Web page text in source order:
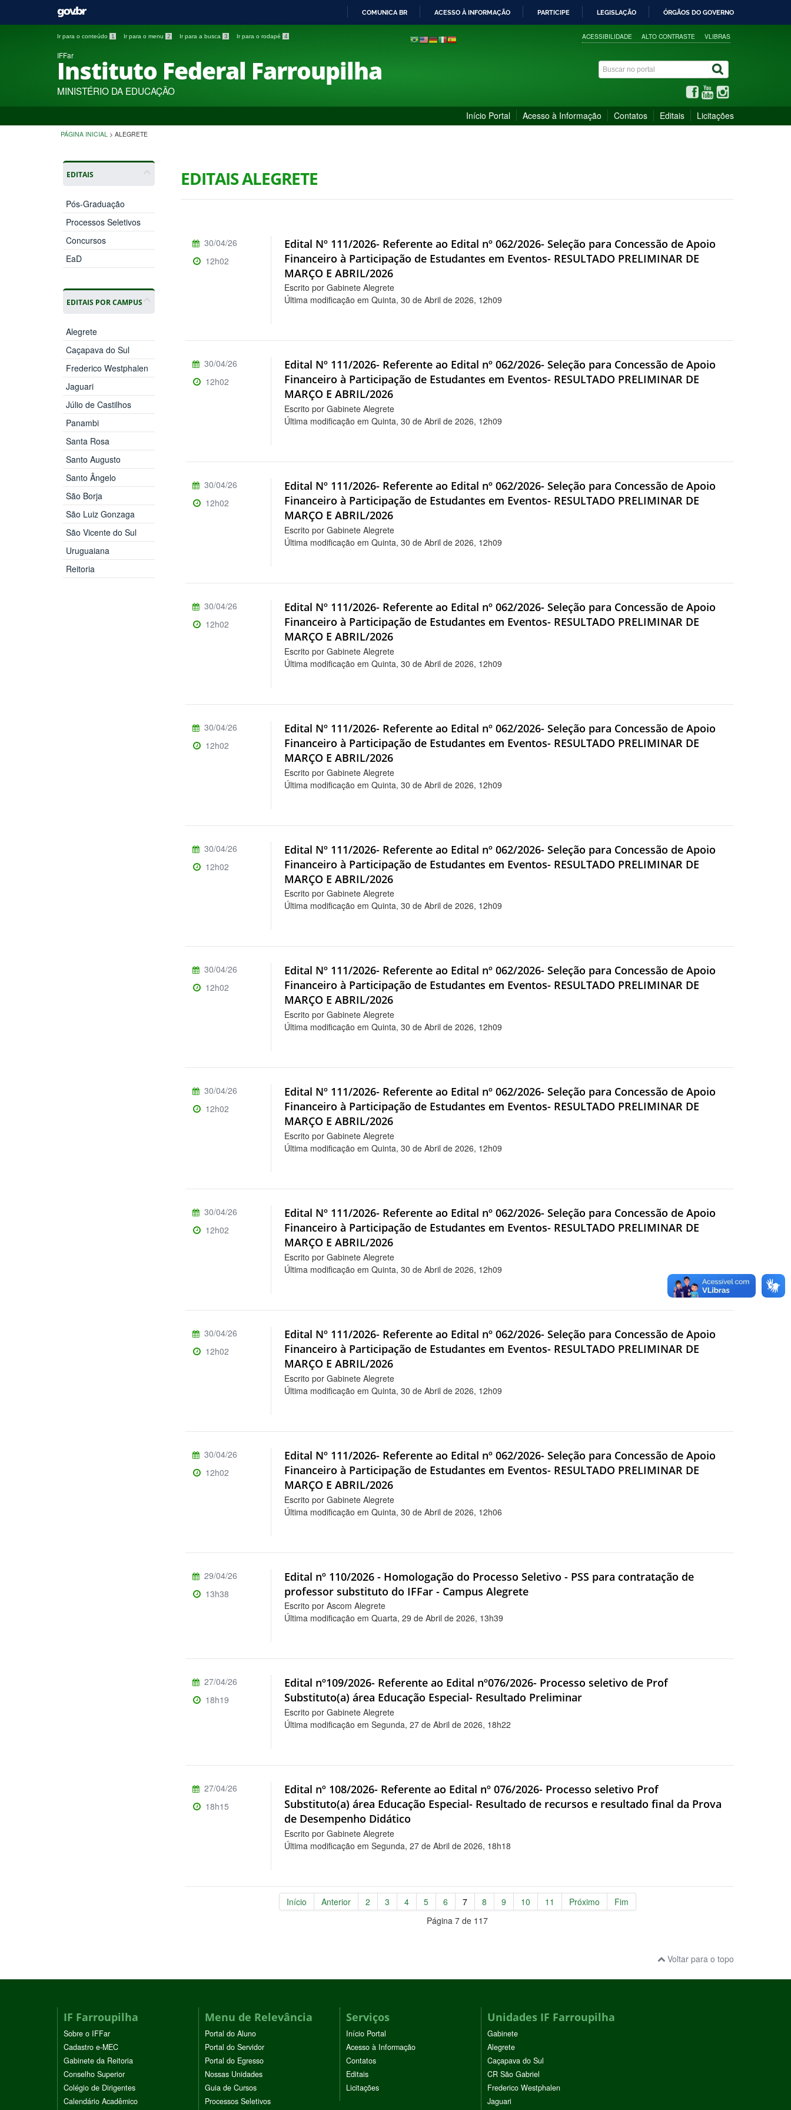
PARA
COMUNICA BR ACESSO À INFORMAÇÃO PARTICIPE LEGISLAÇÃO ÓRGÃOS DO GOVERNO
Ir para o conteúdo 1 Ir para o menu 2 Ir para a busca 3 Ir para o rodapé 4 ACESSIBILIDADE ALTO CONTRASTE VLIBRAS
IFFar
Instituto Federal Farroupilha
MINISTÉRIO DA EDUCAÇÃO
Início Portal Acesso à Informação Contatos Editais Licitações
PÁGINA INICIAL > ALEGRETE
EDITAIS
Pós-Graduação
Processos Seletivos
Concursos
EaD
EDITAIS POR CAMPUS
Alegrete
Caçapava do Sul
Frederico Westphalen
Jaguari
Júlio de Castilhos
Panambi
Santa Rosa
Santo Augusto
Santo Ângelo
São Borja
São Luiz Gonzaga
São Vicente do Sul
Uruguaiana
Reitoria
EDITAIS ALEGRETE
Edital Nº 111/2026- Referente ao Edital nº 062/2026- Seleção para Concessão de Apoio
Financeiro à Participação de Estudantes em Eventos- RESULTADO PRELIMINAR DE
MARÇO E ABRIL/2026
Escrito por Gabinete Alegrete
Última modificação em Quinta, 30 de Abril de 2026, 12h09
30/04/26
12h02
Edital Nº 111/2026- Referente ao Edital nº 062/2026- Seleção para Concessão de Apoio
Financeiro à Participação de Estudantes em Eventos- RESULTADO PRELIMINAR DE
MARÇO E ABRIL/2026
Escrito por Gabinete Alegrete
Última modificação em Quinta, 30 de Abril de 2026, 12h09
30/04/26
12h02
Edital Nº 111/2026- Referente ao Edital nº 062/2026- Seleção para Concessão de Apoio
Financeiro à Participação de Estudantes em Eventos- RESULTADO PRELIMINAR DE
MARÇO E ABRIL/2026
Escrito por Gabinete Alegrete
Última modificação em Quinta, 30 de Abril de 2026, 12h09
30/04/26
12h02
Edital Nº 111/2026- Referente ao Edital nº 062/2026- Seleção para Concessão de Apoio
Financeiro à Participação de Estudantes em Eventos- RESULTADO PRELIMINAR DE
MARÇO E ABRIL/2026
Escrito por Gabinete Alegrete
Última modificação em Quinta, 30 de Abril de 2026, 12h09
30/04/26
12h02
Edital Nº 111/2026- Referente ao Edital nº 062/2026- Seleção para Concessão de Apoio
Financeiro à Participação de Estudantes em Eventos- RESULTADO PRELIMINAR DE
MARÇO E ABRIL/2026
Escrito por Gabinete Alegrete
Última modificação em Quinta, 30 de Abril de 2026, 12h09
30/04/26
12h02
Edital Nº 111/2026- Referente ao Edital nº 062/2026- Seleção para Concessão de Apoio
Financeiro à Participação de Estudantes em Eventos- RESULTADO PRELIMINAR DE
MARÇO E ABRIL/2026
Escrito por Gabinete Alegrete
Última modificação em Quinta, 30 de Abril de 2026, 12h09
30/04/26
12h02
Edital Nº 111/2026- Referente ao Edital nº 062/2026- Seleção para Concessão de Apoio
Financeiro à Participação de Estudantes em Eventos- RESULTADO PRELIMINAR DE
MARÇO E ABRIL/2026
Escrito por Gabinete Alegrete
Última modificação em Quinta, 30 de Abril de 2026, 12h09
30/04/26
12h02
Edital Nº 111/2026- Referente ao Edital nº 062/2026- Seleção para Concessão de Apoio
Financeiro à Participação de Estudantes em Eventos- RESULTADO PRELIMINAR DE
MARÇO E ABRIL/2026
Escrito por Gabinete Alegrete
Última modificação em Quinta, 30 de Abril de 2026, 12h09
30/04/26
12h02
Edital Nº 111/2026- Referente ao Edital nº 062/2026- Seleção para Concessão de Apoio
Financeiro à Participação de Estudantes em Eventos- RESULTADO PRELIMINAR DE
MARÇO E ABRIL/2026
Escrito por Gabinete Alegrete
Última modificação em Quinta, 30 de Abril de 2026, 12h09
30/04/26
12h02
Edital Nº 111/2026- Referente ao Edital nº 062/2026- Seleção para Concessão de Apoio
Financeiro à Participação de Estudantes em Eventos- RESULTADO PRELIMINAR DE
MARÇO E ABRIL/2026
Escrito por Gabinete Alegrete
Última modificação em Quinta, 30 de Abril de 2026, 12h09
30/04/26
12h02
Edital Nº 111/2026- Referente ao Edital nº 062/2026- Seleção para Concessão de Apoio
Financeiro à Participação de Estudantes em Eventos- RESULTADO PRELIMINAR DE
MARÇO E ABRIL/2026
Escrito por Gabinete Alegrete
Última modificação em Quinta, 30 de Abril de 2026, 12h06
30/04/26
12h02
Edital nº 110/2026 - Homologação do Processo Seletivo - PSS para contratação de
professor substituto do IFFar - Campus Alegrete
Escrito por Ascom Alegrete
Última modificação em Quarta, 29 de Abril de 2026, 13h39
29/04/26
13h38
Edital nº109/2026- Referente ao Edital nº076/2026- Processo seletivo de Prof
Substituto(a) área Educação Especial- Resultado Preliminar
Escrito por Gabinete Alegrete
Última modificação em Segunda, 27 de Abril de 2026, 18h22
27/04/26
18h19
Edital nº 108/2026- Referente ao Edital nº 076/2026- Processo seletivo Prof
Substituto(a) área Educação Especial- Resultado de recursos e resultado final da Prova
de Desempenho Didático
Escrito por Gabinete Alegrete
Última modificação em Segunda, 27 de Abril de 2026, 18h18
27/04/26
18h15
Início Anterior 2 3 4 5 6 7 8 9 10 11 Próximo
Fim
Página 7 de 117
Voltar para o topo
IF Farroupilha
Sobre o IFFar
Cadastro e-MEC
Gabinete da Reitoria
Conselho Superior
Colégio de Dirigentes
Calendário Acadêmico
Menu de Relevância
Portal do Aluno
Portal do Servidor
Portal do Egresso
Nossas Unidades
Guia de Cursos
Processos Seletivos
Serviços
Início Portal
Acesso à Informação
Contatos
Editais
Licitações
Unidades IF Farroupilha
Gabinete
Alegrete
Caçapava do Sul
CR São Gabriel
Frederico Westphalen
Jaguari